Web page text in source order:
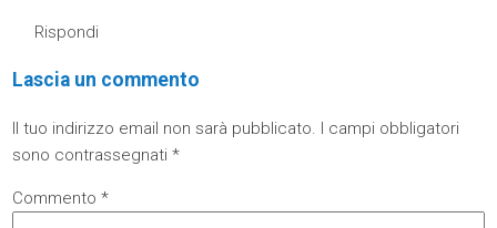
Rispondi
Lascia un commento
Il tuo indirizzo email non sarà pubblicato. I campi obbligatori
sono contrassegnati*
Commento*